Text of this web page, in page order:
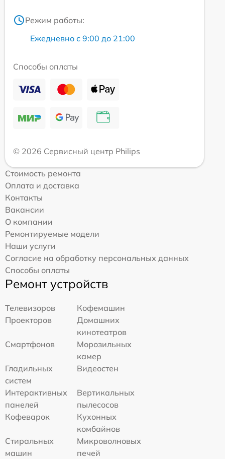
Режим работы:
Ежедневно с 9:00 до 21:00
Способы оплаты
© 2026 Сервисный центр Philips
Стоимость ремонта
Оплата и доставка
Контакты
Вакансии
О компании
Ремонтируемые модели
Наши услуги
Согласие на обработку персональных данных
Способы оплаты
Ремонт устройств
Телевизоров
Кофемашин
Проекторов
Домашних
кинотеатров
Смартфонов
Морозильных
камер
Гладильных
систем
Видеостен
Интерактивных
панелей
Вертикальных
пылесосов
Кофеварок
Кухонных
комбайнов
Стиральных
машин
Микроволновых
печей